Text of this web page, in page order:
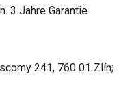
3 Jahre Garantie.
241, 760 01 Zlín;